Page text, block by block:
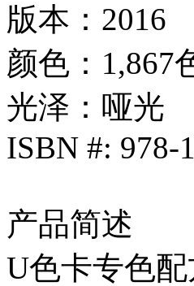
版本：2016
颜色：1,867
光泽：哑光
ISBN #: 978-
产品简述
U色卡专色